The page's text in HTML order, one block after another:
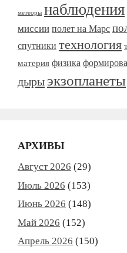
метеоры наблюдения
миссии полет на Марс
спутники технология
материя физика
дыры экзопланеты
АРХИВЫ
Август 2026 (29)
Июль 2026 (153)
Июнь 2026 (148)
Май 2026 (152)
Апрель 2026 (150)